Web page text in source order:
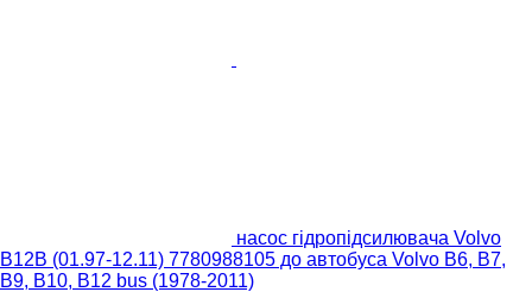
насос гідропідсилювача Volvo
B12B (01.97-12.11) 7780988105 до автобуса Volvo B6, B7,
B9, B10, B12 bus (1978-2011)